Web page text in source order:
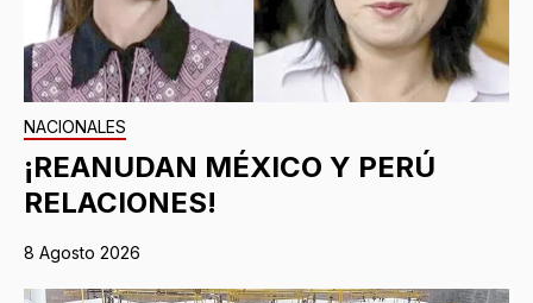
NACIONALES
¡REANUDAN MÉXICO Y PERÚ
RELACIONES!
8 Agosto 2026